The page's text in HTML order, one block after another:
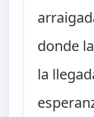
donde
la